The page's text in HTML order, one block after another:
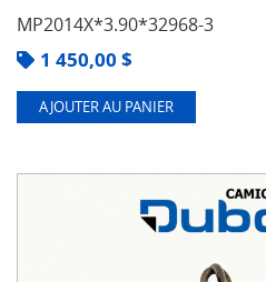
MP2014X*3.90*32968-3
1 450,00 $
AJOUTER AU PANIER